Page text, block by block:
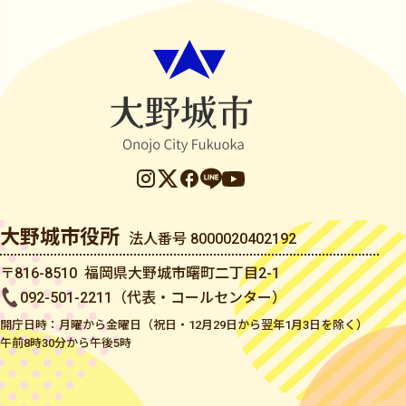
大野城市役所 法人番号 8000020402192
〒816-8510 福岡県大野城市曙町二丁目2-1
092-501-2211（代表・コールセンター）
開庁日時：月曜から金曜日（祝日・12月29日から翌年1月3日を除く）
午前8時30分から午後5時